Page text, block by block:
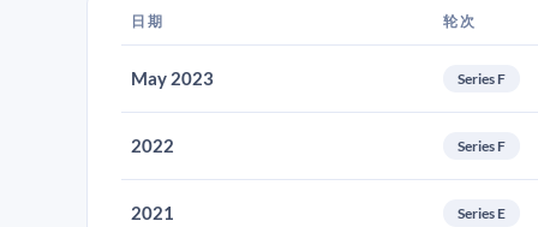
日期 轮次
May 2023 Series F
2022 Series F
2021 Series E